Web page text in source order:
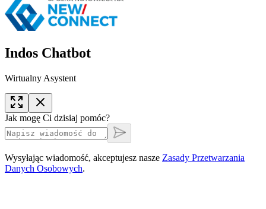
Indos Chatbot
Wirtualny Asystent
Jak mogę Ci dzisiaj pomóc?
Wysyłając wiadomość, akceptujesz nasze Zasady Przetwarzania
Danych Osobowych.